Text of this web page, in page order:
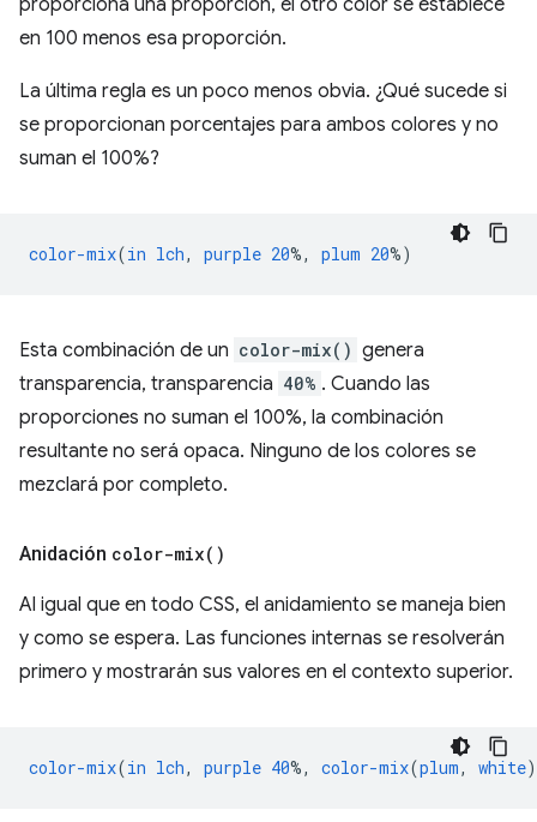
proporciona una proporción, el otro color se establece
en 100 menos esa proporción.
La última regla es un poco menos obvia. ¿Qué sucede si
se proporcionan porcentajes para ambos colores y no
suman el 100%?
color-mix(in lch, purple 20%, plum 20%)
Esta combinación de un color-mix() genera
transparencia, transparencia 40% . Cuando las
proporciones no suman el 100%, la combinación
resultante no será opaca. Ninguno de los colores se
mezclará por completo.
Anidación color-mix( )
Al igual que en todo CSS, el anidamiento se maneja bien
y como se espera. Las funciones internas se resolverán
primero y mostrarán sus valores en el contexto superior.
color-mix(in lch, purple 40%, color-mix(plum, white